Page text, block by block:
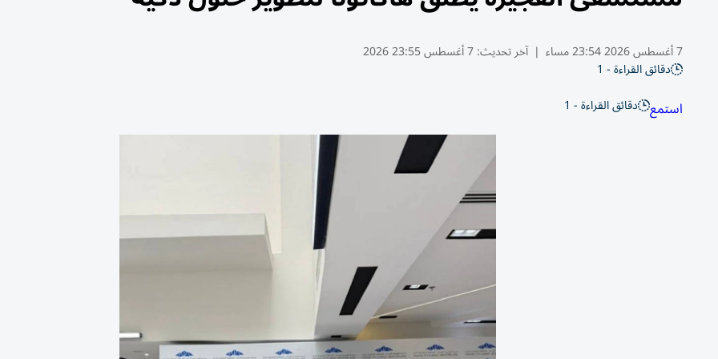
7 أغسطس 2026 23:54 مساء | آخر تحديث:7 أغسطس 23:55 2026
دقائق القراءة - 1
استمع دقائق القراءة - 1